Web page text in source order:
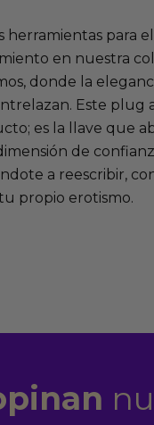
herramientas para el
en nuestra
, donde la
Este plug
es la llave que
de
a reescribir,
propio erotismo.